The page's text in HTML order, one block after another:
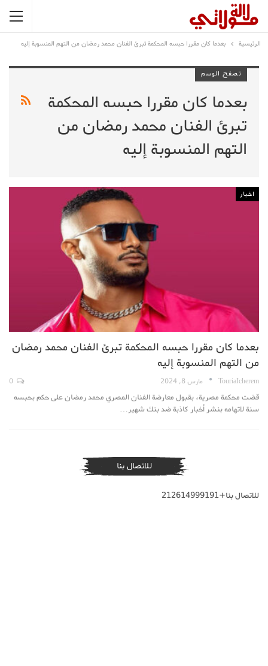
الرئيسية بعدما كان مقررا حبسه المحكمة تبرئ الفنان محمد رمضان من التهم المنسوبة إليه
تصفح الوسم
بعدما كان مقررا حبسه المحكمة
تبرئ الفنان محمد رمضان من
التهم المنسوبة إليه
اخبار
بعدما كان مقررا حبسه المحكمة تبرئ الفنان محمد رمضان
من التهم المنسوبة إليه
TouriaIcherem مارس 8, 2024
قضت محكمة مصرية، بقبول معارضة الفنان المصري محمد رمضان على حكم بحبسه
سنة لاتهامه بنشر أخبار كاذبة ضد بنك شهير…
للاتصال بنا
للاتصال بنا+212614999191